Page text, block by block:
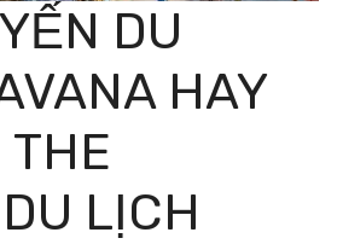
DU
HAY
THE
LỊCH